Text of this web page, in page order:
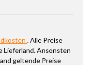
. Alle Preise
Lieferland. Ansonsten
geltende Preise